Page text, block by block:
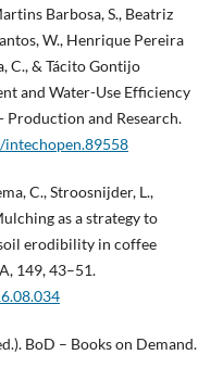
Barbosa, S., Beatriz
W., Henrique Pereira
C., & Tácito Gontijo
and Water-Use Efficiency
Production and Research.
C., Stroosnijder, L.,
as a strategy to
erodibility in coffee
149, 43–51.
BoD – Books on Demand.